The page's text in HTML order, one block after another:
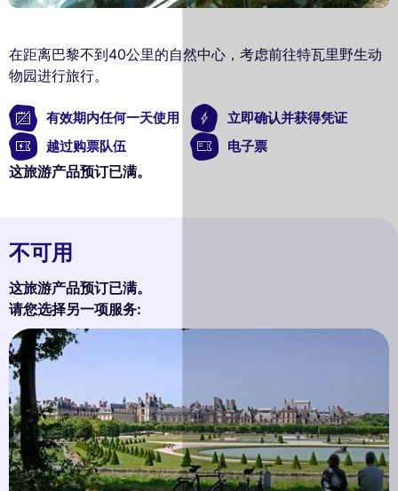
在距离巴黎不到40公里的自然中心，考虑前往特瓦里野生动
物园进行旅行。
有效期内任何一天使用
立即确认并获得凭证
越过购票队伍
电子票
这旅游产品预订已满。
不可用
这旅游产品预订已满。
请您选择另一项服务: